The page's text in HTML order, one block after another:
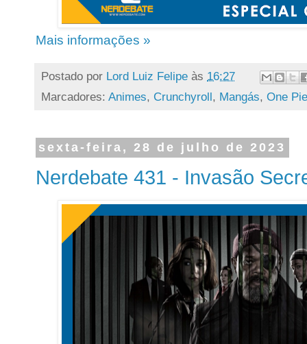
Mais informações »
Postado por Lord Luiz Felipe às 16:27
Marcadores: Animes, Crunchyroll, Mangás, One
sexta-feira, 28 de julho de 2023
Nerdebate 431 - Invasão